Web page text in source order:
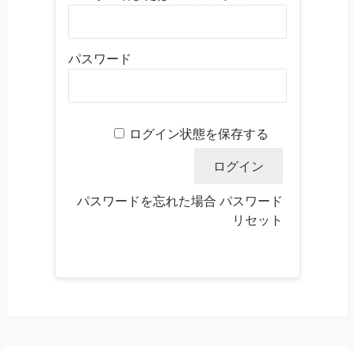
パスワード
ログイン状態を保存する
パスワードを忘れた場合 パスワード
リセット